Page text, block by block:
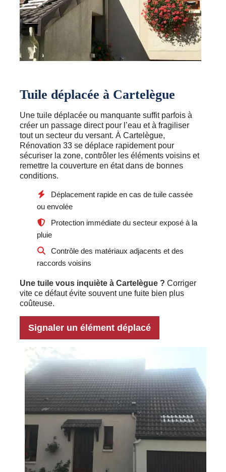
Tuile déplacée à Cartelègue
Une tuile déplacée ou manquante suffit parfois à
créer un passage direct pour l’eau et à fragiliser
tout un secteur du versant. À Cartelègue,
Rénovation 33 se déplace rapidement pour
sécuriser la zone, contrôler les éléments voisins et
remettre la couverture en état dans de bonnes
conditions.
Déplacement rapide en cas de tuile cassée
ou envolée
Protection immédiate du secteur exposé à la
pluie
Contrôle des matériaux adjacents et des
raccords voisins
Une tuile vous inquiète à Cartelègue ? Corriger
vite ce défaut évite souvent une fuite bien plus
coûteuse.
Signaler un élément déplacé